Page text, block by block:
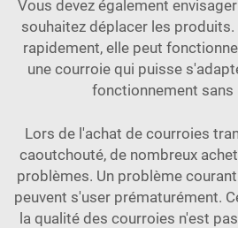
Vous devez également
souhaitez déplacer les
rapidement, elle peut
une courroie qui puisse
fonctionnement sans
Lors de l'achat de courroies
caoutchouté, de nombreux
problèmes. Un problème
peuvent s'user prématurément.
la qualité des courroies n'est